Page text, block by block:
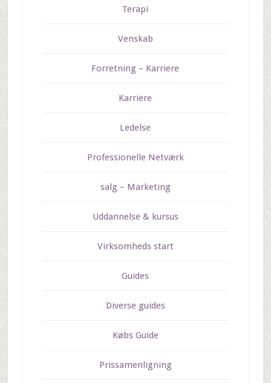
Terapi
Venskab
Forretning – Karriere
Karriere
Ledelse
Professionelle Netværk
salg – Marketing
Uddannelse & kursus
Virksomheds start
Guides
Diverse guides
Købs Guide
Prissamenligning